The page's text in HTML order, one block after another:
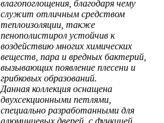
влагопоглощения, благодаря чему
служит отличным средством
теплоизоляции, также
пенополистирол устойчив к
воздействию многих химических
веществ, пара и вредных бактерий,
вызывающих появление плесени и
грибковых образований.
Данная коллекция оснащена
двухсекционными петлями,
специально разработанными для